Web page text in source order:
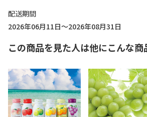
配送期間
2026年06月11日～2026年08月31日
この商品を見た人は他にこんな